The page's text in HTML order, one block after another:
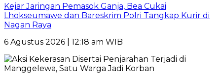
Kejar Jaringan Pemasok Ganja, Bea Cukai
Lhokseumawe dan Bareskrim Polri Tangkap Kurir di
Nagan Raya
6 Agustus 2026 | 12:18 am WIB